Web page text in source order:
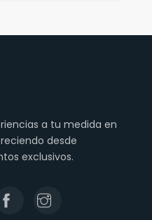
a tu medida en
desde
exclusivos.